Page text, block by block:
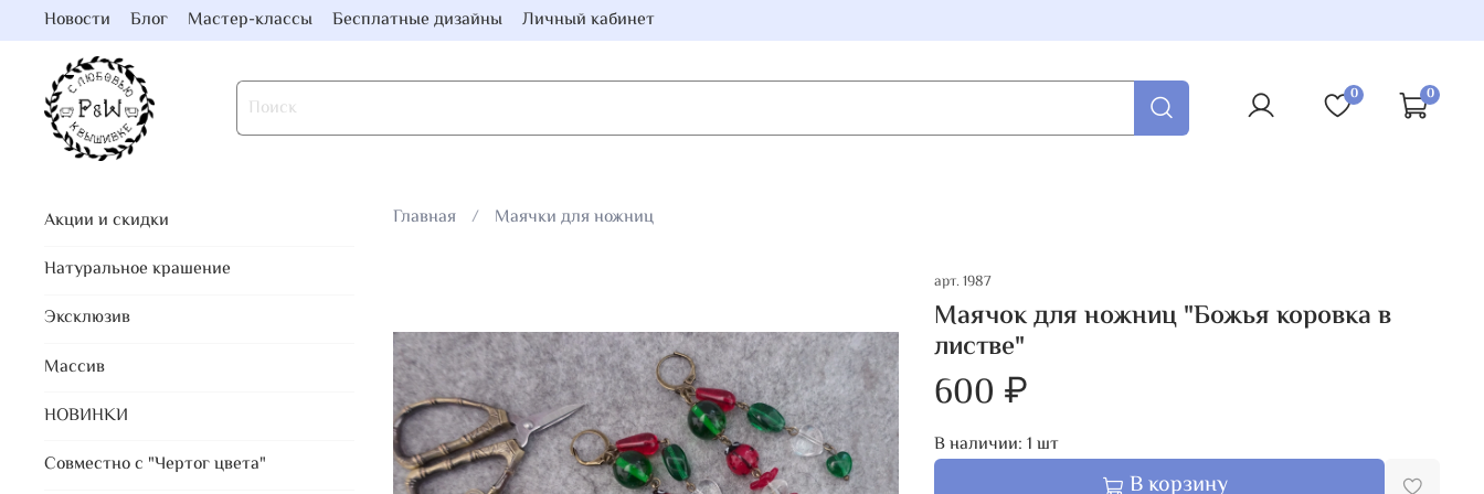
Новости Блог Мастер-классы Бесплатные дизайны Личный кабинет
0 0
Главная Маячки для ножниц
арт.1987
Маячок для ножниц "Божья коровка в
листве"
600 ₽
В наличии: 1 шт
В корзину
Акции и скидки
Натуральное крашение
Эксклюзив
Массив
НОВИНКИ
Совместно с "Чертог цвета"